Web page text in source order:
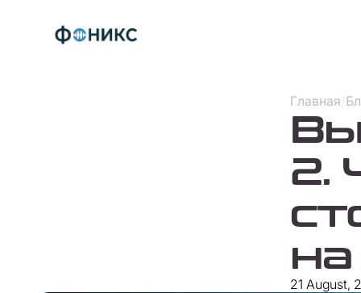
Главная/
2.
на
21 August,